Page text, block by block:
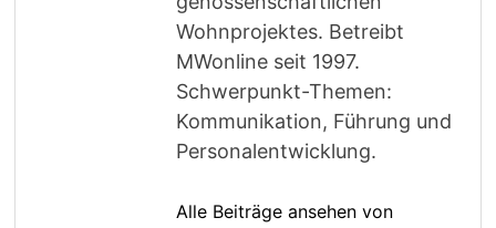
Wohnprojektes. Betreibt
MWonline seit 1997.
Schwerpunkt-Themen:
Kommunikation, Führung und
Personalentwicklung.
Alle Beiträge ansehen von